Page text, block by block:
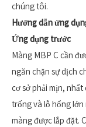
chúng tôi.
Hướng dẫn ứng
Ứng dụng trước
Màng MBP C cần
ngăn chặn sự dịch
cơ sở phải mịn,
trống và lỗ hổng lớn
màng được lắp đặt.